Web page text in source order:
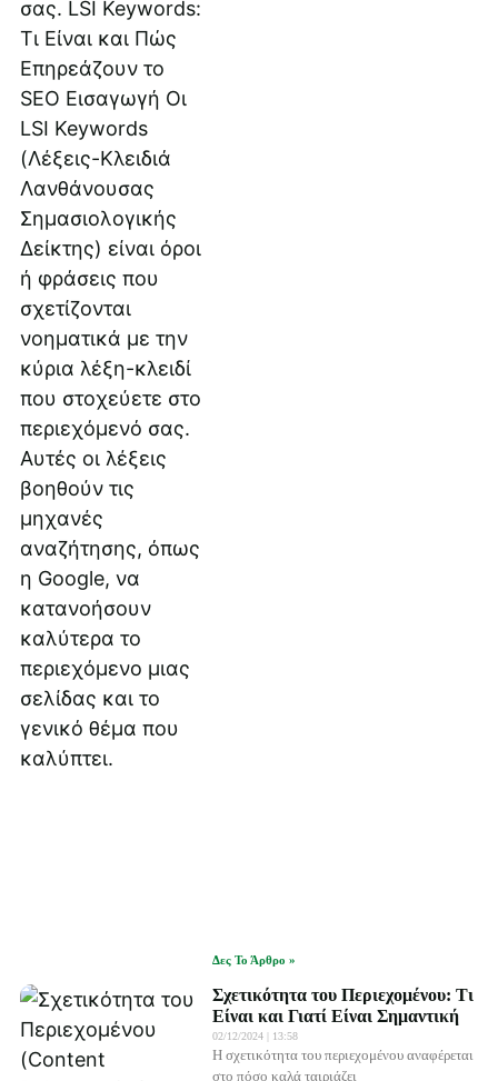
Δες Το Άρθρο »
Σχετικότητα του Περιεχομένου: Τι
Είναι και Γιατί Είναι Σημαντική
02/12/2024 13:58
Η σχετικότητα του περιεχομένου αναφέρεται
στο πόσο καλά ταιριάζει